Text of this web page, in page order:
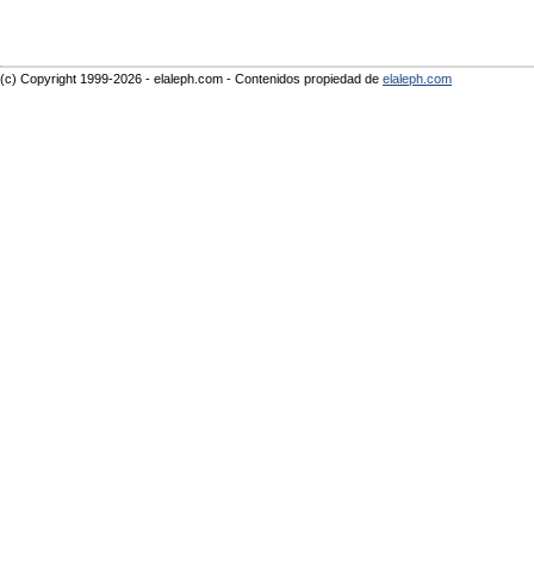
(c) Copyright 1999-2026 - elaleph.com - Contenidos propiedad de elaleph.com